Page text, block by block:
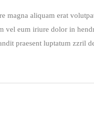
magna aliquam erat
vel eum iriure dolor in
praesent luptatum zzril